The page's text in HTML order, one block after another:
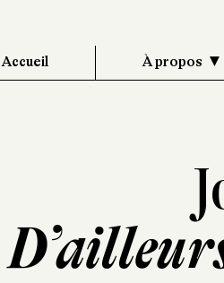
Accueil À propos